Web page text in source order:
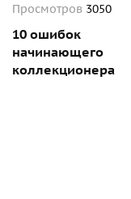
Просмотров 3050
10 ошибок
начинающего
коллекционера